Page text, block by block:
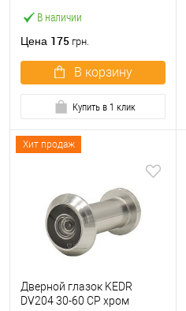
В наличии
Цена 175 грн.
В корзину
Купить в 1 клик
Хит продаж
Дверной глазок KEDR
DV204 30-60 CP хром